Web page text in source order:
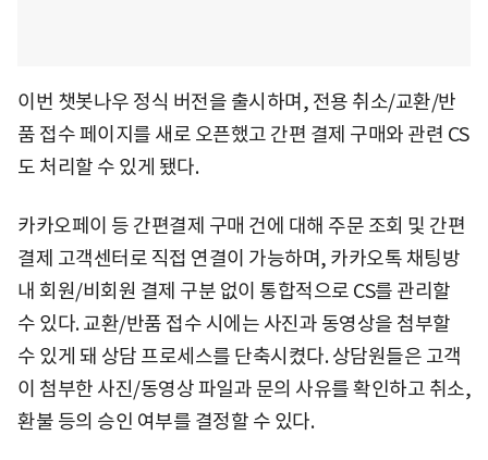
이번 챗봇나우 정식 버전을 출시하며, 전용 취소/교환/반
품 접수 페이지를 새로 오픈했고 간편 결제 구매와 관련 CS
도 처리할 수 있게 됐다.
카카오페이 등 간편결제 구매 건에 대해 주문 조회 및 간편
결제 고객센터로 직접 연결이 가능하며, 카카오톡 채팅방
내 회원/비회원 결제 구분 없이 통합적으로 CS를 관리할
수 있다. 교환/반품 접수 시에는 사진과 동영상을 첨부할
수 있게 돼 상담 프로세스를 단축시켰다. 상담원들은 고객
이 첨부한 사진/동영상 파일과 문의 사유를 확인하고 취소,
환불 등의 승인 여부를 결정할 수 있다.